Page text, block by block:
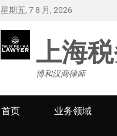
星期五, 7 8 月, 2026
上海
博和汉商律师
Primary
menu
首页 业务领域